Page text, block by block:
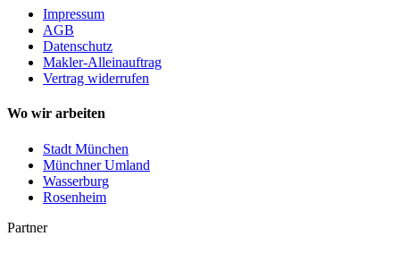
Impressum
AGB
Datenschutz
Makler-Alleinauftrag
Vertrag widerrufen
Wo wir arbeiten
Stadt München
Münchner Umland
Wasserburg
Rosenheim
Partner